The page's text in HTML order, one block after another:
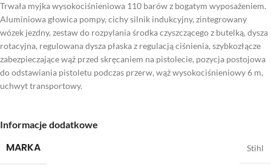
Trwała myjka wysokociśnieniowa 110 barów z bogatym wyposażeniem.
Aluminiowa głowica pompy, cichy silnik indukcyjny, zintegrowany
wózek jezdny, zestaw do rozpylania środka czyszczącego z butelką, dysza
rotacyjna, regulowana dysza płaska z regulacją ciśnienia, szybkozłącze
zabezpieczające wąż przed skręcaniem na pistolecie, pozycja postojowa
do odstawiania pistoletu podczas przerw, wąż wysokociśnieniowy 6 m,
uchwyt transportowy.
Informacje dodatkowe
MARKA Stihl